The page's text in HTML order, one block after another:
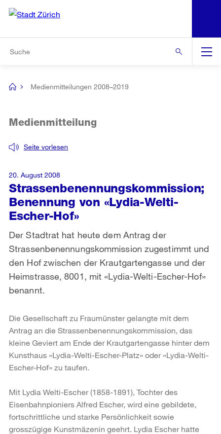
Navigation
[no
Medienmitteilungen 2008–2019
Strassenbenennungskommission;
Benennung von «Lydia-Welti-
Escher-Hof»
Seite vorlesen
Medienmitteilung
Der Stadtrat hat heute dem Antrag der
Strassenbenennungskommission zugestimmt und
den Hof zwischen der Krautgartengasse und der
Heimstrasse, 8001, mit «Lydia-Welti-Escher-Hof»
benannt.
20. August 2008
Die Gesellschaft zu Fraumünster gelangte mit dem
Antrag an die Strassenbenennungskommission, das
kleine Geviert am Ende der Krautgartengasse hinter dem
Kunsthaus «Lydia-Welti-Escher-Platz» oder «Lydia-Welti-
Escher-Hof» zu taufen.
Mit Lydia Welti-Escher (1858-1891), Tochter des
Eisenbahnpioniers Alfred Escher, wird eine gebildete,
fortschrittliche und starke Persönlichkeit sowie
grosszügige Kunstmäzenin geehrt. Lydia Escher hatte